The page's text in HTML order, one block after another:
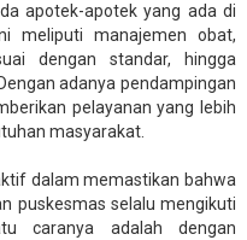
apotek-apotek yang ada di
meliputi manajemen obat,
dengan standar, hingga
adanya pendampingan
pelayanan yang lebih
masyarakat.
dalam memastikan bahwa
puskesmas selalu mengikuti
caranya adalah dengan